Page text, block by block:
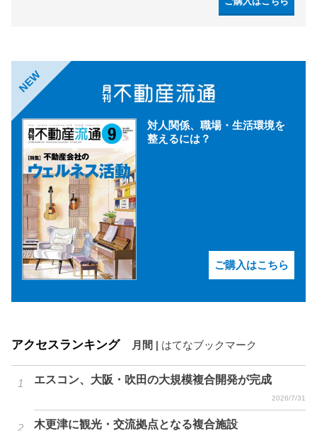
NEW
対人関係、職場・生活環境を
整えるには？
ご購入はこちら
アクセスランキング 月間 | はてなブックマーク
エスコン、大阪・吹田の大規模複合開発が完成
2026/7/31
木更津に観光・交流拠点となる複合施設